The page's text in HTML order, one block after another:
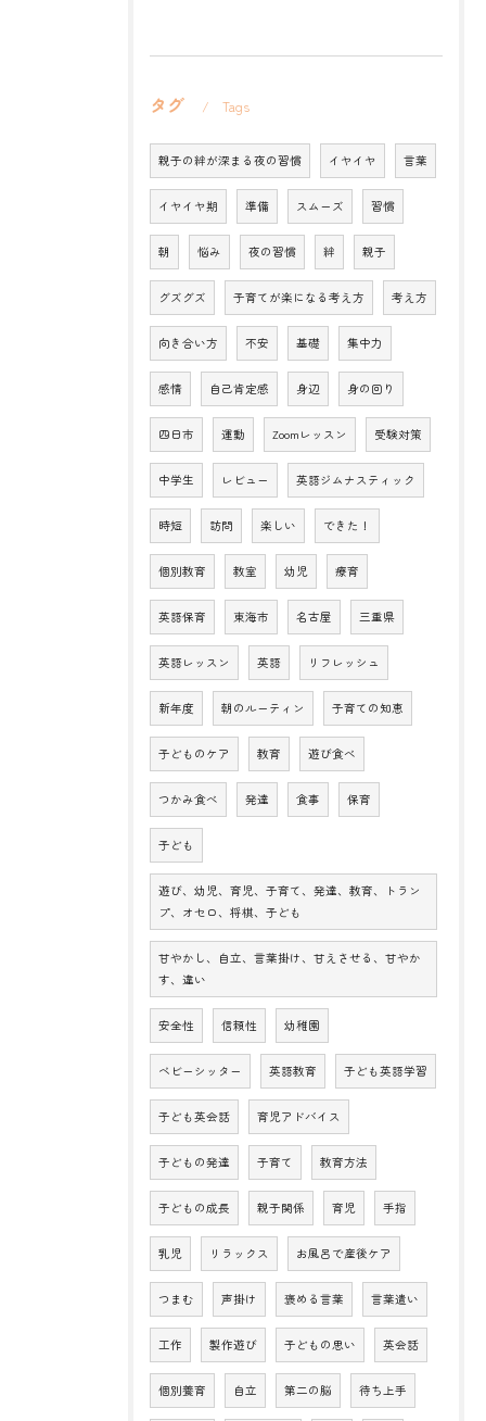
タグ Tags
親子の絆が深まる夜の習慣 イヤイヤ 言葉
イヤイヤ期 準備 スムーズ 習慣
朝 悩み 夜の習慣 絆 親子
グズグズ 子育てが楽になる考え方 考え方
向き合い方 不安 基礎 集中力
感情 自己肯定感 身辺 身の回り
四日市 運動 Zoomレッスン 受験対策
中学生 レビュー 英語ジムナスティック
時短 訪問 楽しい できた！
個別教育 教室 幼児 療育
英語保育 東海市 名古屋 三重県
英語レッスン 英語 リフレッシュ
新年度 朝のルーティン 子育ての知恵
子どものケア 教育 遊び食べ
つかみ食べ 発達 食事 保育
子ども
遊び、幼児、育児、子育て、発達、教育、トラン
プ、オセロ、将棋、子ども
甘やかし、自立、言葉掛け、甘えさせる、甘やか
す、違い
安全性 信頼性 幼稚園
ベビーシッター 英語教育 子ども英語学習
子ども英会話 育児アドバイス
子どもの発達 子育て 教育方法
子どもの成長 親子関係 育児 手指
乳児 リラックス お風呂で産後ケア
つまむ 声掛け 褒める言葉 言葉遣い
工作 製作遊び 子どもの思い 英会話
個別養育 自立 第二の脳 待ち上手